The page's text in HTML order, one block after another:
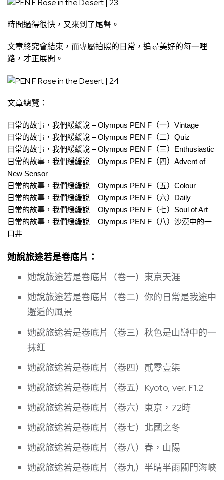
時間過得很快，又來到了尾聲。
文章終究會結束，而專屬拍照的日常，追尋美好的每一哩
路，才正展開。
文章總覽：
日常的故事，我們緩緩說 – Olympus PEN F（一）Vintage
日常的故事，我們緩緩說 – Olympus PEN F（二）Quiz
日常的故事，我們緩緩說 – Olympus PEN F（三）Enthusiastic
日常的故事，我們緩緩說 – Olympus PEN F（四）Advent of
New Sensor
日常的故事，我們緩緩說 – Olympus PEN F（五）Colour
日常的故事，我們緩緩說 – Olympus PEN F（六）Daily
日常的故事，我們緩緩說 – Olympus PEN F（七）Soul of Art
日常的故事，我們緩緩說 – Olympus PEN F（八）沙漠中的一
口井
她說旅途若是卷底片：
她說旅途若是卷底片（卷一）東京天涯
她說旅途若是卷底片（卷二）你的日常是我途中
邂逅的風景
她說旅途若是卷底片（卷三）秋色是山巒中的一
抹紅
她說旅途若是卷底片（卷四）貳零壹柒
她說旅途若是卷底片（卷五）Kyoto, ver. F1.2
她說旅途若是卷底片（卷六）東京，72時
她說旅途若是卷底片（卷七）北國之冬
她說旅途若是卷底片（卷八）春，山陽
她說旅途若是卷底片（卷九）半晴半雨關門海峽